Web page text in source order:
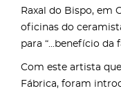
Raxal do Bispo, em
oficinas do
para “...benefício da
Com este artista
Fábrica, foram